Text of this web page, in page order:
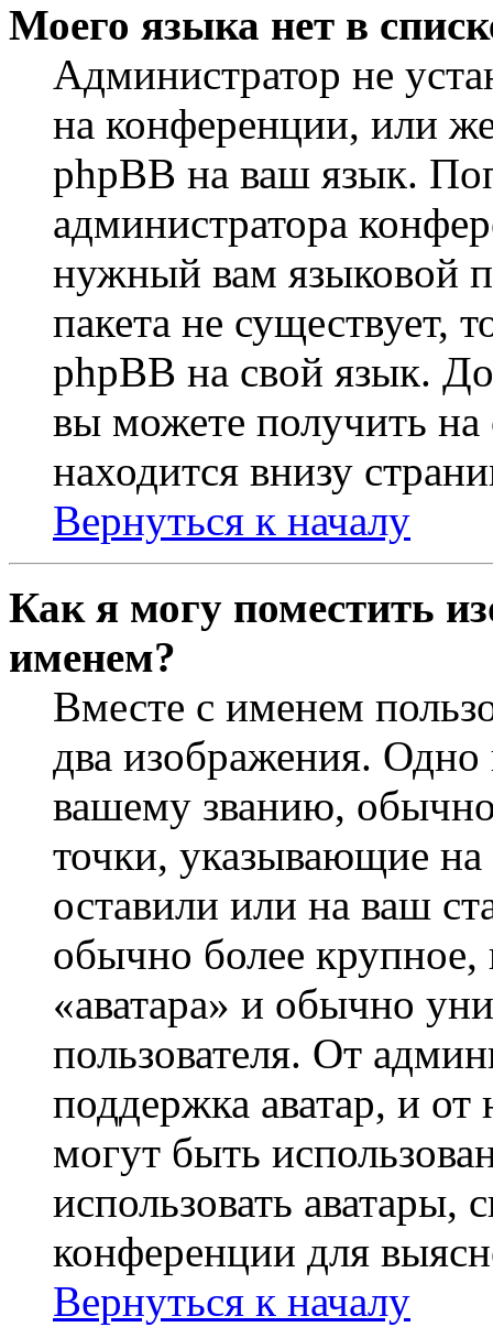
Моего языка нет в
Администратор не
на конференции, или
phpBB на ваш язык.
администратора
нужный вам языковой
пакета не существует,
phpBB на свой язык.
вы можете получить на
находится внизу
Вернуться к началу
Как я могу поместить
именем?
Вместе с именем
два изображения.
вашему званию, обычно
точки, указывающие
оставили или на ваш
обычно более крупное,
«аватара» и обычно
пользователя. От
поддержка аватар, и от
могут быть
использовать аватары,
конференции для
Вернуться к началу